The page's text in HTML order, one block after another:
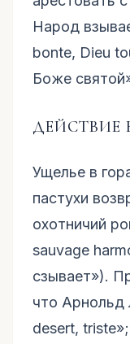
Народ
bonte, Dieu
Боже
ДЕЙСТВИЕ
Ущелье в
пастухи
охотничий
sauvage
сзывает»).
что Арнольд
desert,